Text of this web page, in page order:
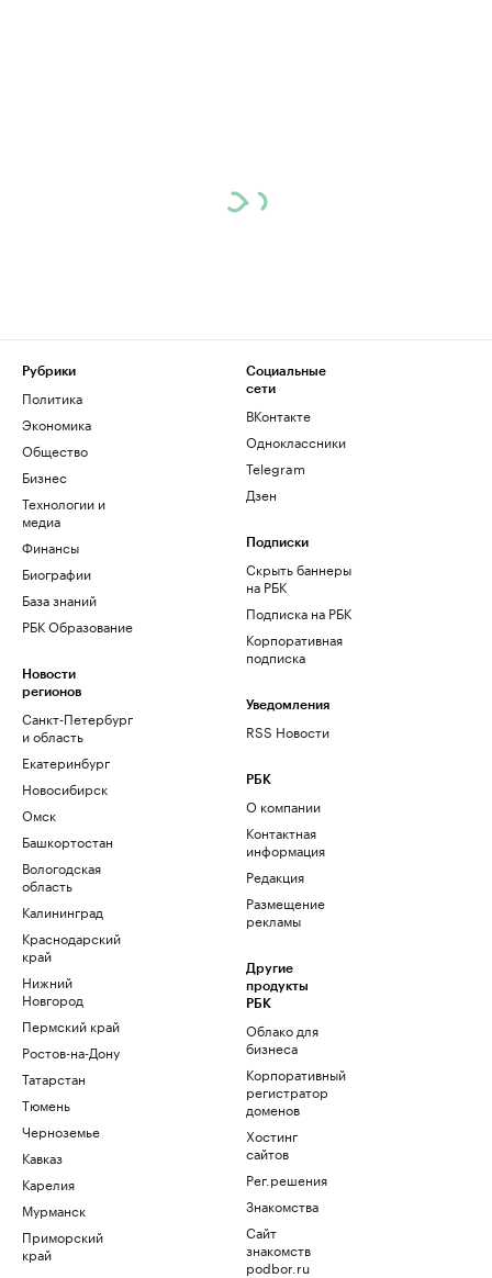
Рубрики
Политика
Экономика
Общество
Бизнес
Технологии и
медиа
Финансы
Биографии
База знаний
РБК Образование
Новости
регионов
Санкт-Петербург
и область
Екатеринбург
Новосибирск
Омск
Башкортостан
Вологодская
область
Калининград
Краснодарский
край
Нижний
Новгород
Пермский край
Ростов-на-Дону
Татарстан
Тюмень
Черноземье
Кавказ
Карелия
Мурманск
Приморский
край
Социальные
сети
ВКонтакте
Одноклассники
Telegram
Дзен
Подписки
Скрыть баннеры
на РБК
Подписка на РБК
Корпоративная
подписка
Уведомления
RSS Новости
РБК
О компании
Контактная
информация
Редакция
Размещение
рекламы
Другие
продукты
РБК
Облако для
бизнеса
Корпоративный
регистратор
доменов
Хостинг
сайтов
Рег.решения
Знакомства
Сайт
знакомств
podbor.ru